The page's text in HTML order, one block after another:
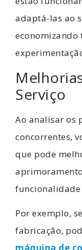
adaptá-las ao
economizando
Serviço
Ao analisar os
concorrentes,
que pode
funcionalidade
Por exemplo,
fabricação,